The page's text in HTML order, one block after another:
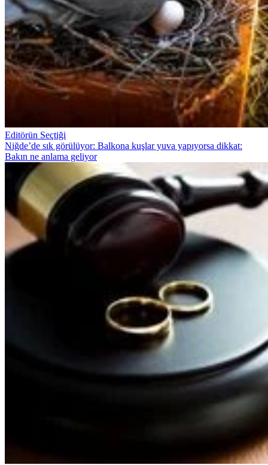
Editörün Seçtiği
Niğde’de sık görülüyor: Balkona kuşlar yuva yapıyorsa dikkat:
Bakın ne anlama geliyor